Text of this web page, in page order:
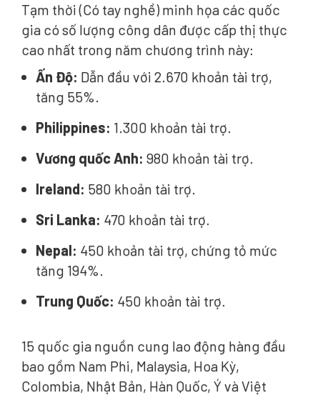
Tạm thời (Có tay nghề) minh họa các quốc
gia có số lượng công dân được cấp thị thực
cao nhất trong năm chương trình này:
Ấn Độ: Dẫn đầu với 2.670 khoản tài trợ,
tăng 55%.
Philippines: 1.300 khoản tài trợ.
Vương quốc Anh: 980 khoản tài trợ.
Ireland: 580 khoản tài trợ.
Sri Lanka: 470 khoản tài trợ.
Nepal: 450 khoản tài trợ, chứng tỏ mức
tăng 194%.
Trung Quốc: 450 khoản tài trợ.
15 quốc gia nguồn cung lao động hàng đầu
bao gồm Nam Phi, Malaysia, Hoa Kỳ,
Colombia, Nhật Bản, Hàn Quốc, Ý và Việt